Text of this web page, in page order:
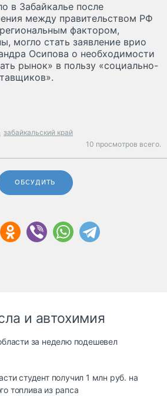
в Забайкалье после
между правительством РФ
фактором,
могло стать заявление врио
Осипова о необходимости
рынок» в пользу «социально-
забайкальский край
10 просмотров всего.
ОБСУДИТЬ
и автохимия
за неделю подешевел
студент получил 1 млн руб. на
топлива из рапса